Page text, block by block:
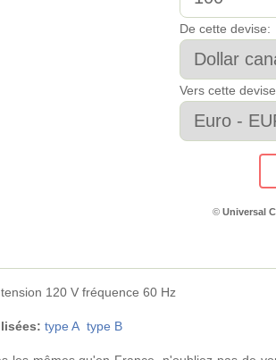
De cette devise:
Vers cette
© Universal
tension 120 V fréquence 60 Hz
type A type B